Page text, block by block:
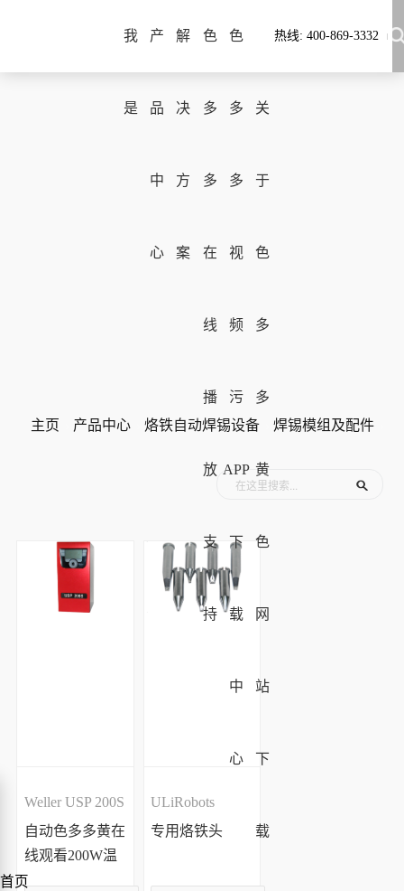
热线: 400-869-3332
我
是
产
品
中
心
解
决
方
案
色
多
多
在
线
播
放
支
持
色
多
多
视
频
污
APP
下
载
中
心
关
于
色
多
多
黄
色
网
站
下
载
首页
主页 产品中心 烙铁自动焊锡设备 焊锡模组及配件
Weller USP 200S
自动色多多黄在
线观看200W温
控模组
ULiRobots
专用烙铁头